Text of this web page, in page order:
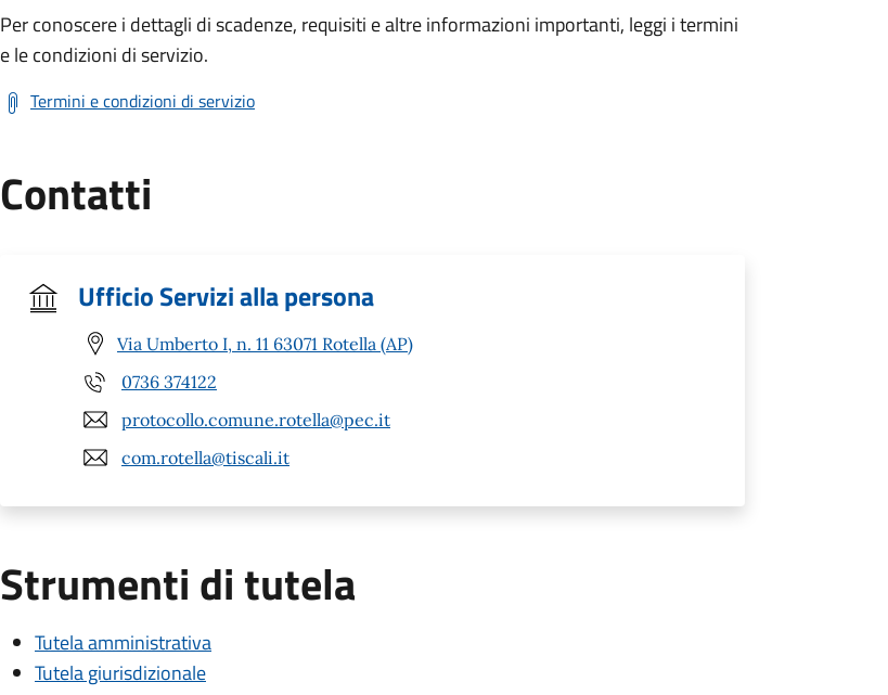
Per conoscere i dettagli di scadenze, requisiti e altre informazioni importanti, leggi i termini
e le condizioni di servizio.
Termini e condizioni di servizio
Contatti
Ufficio Servizi alla persona
Via Umberto I, n. 11 63071 Rotella (AP)
0736 374122
protocollo.comune.rotella@pec.it
com.rotella@tiscali.it
Strumenti di tutela
Tutela amministrativa
Tutela giurisdizionale